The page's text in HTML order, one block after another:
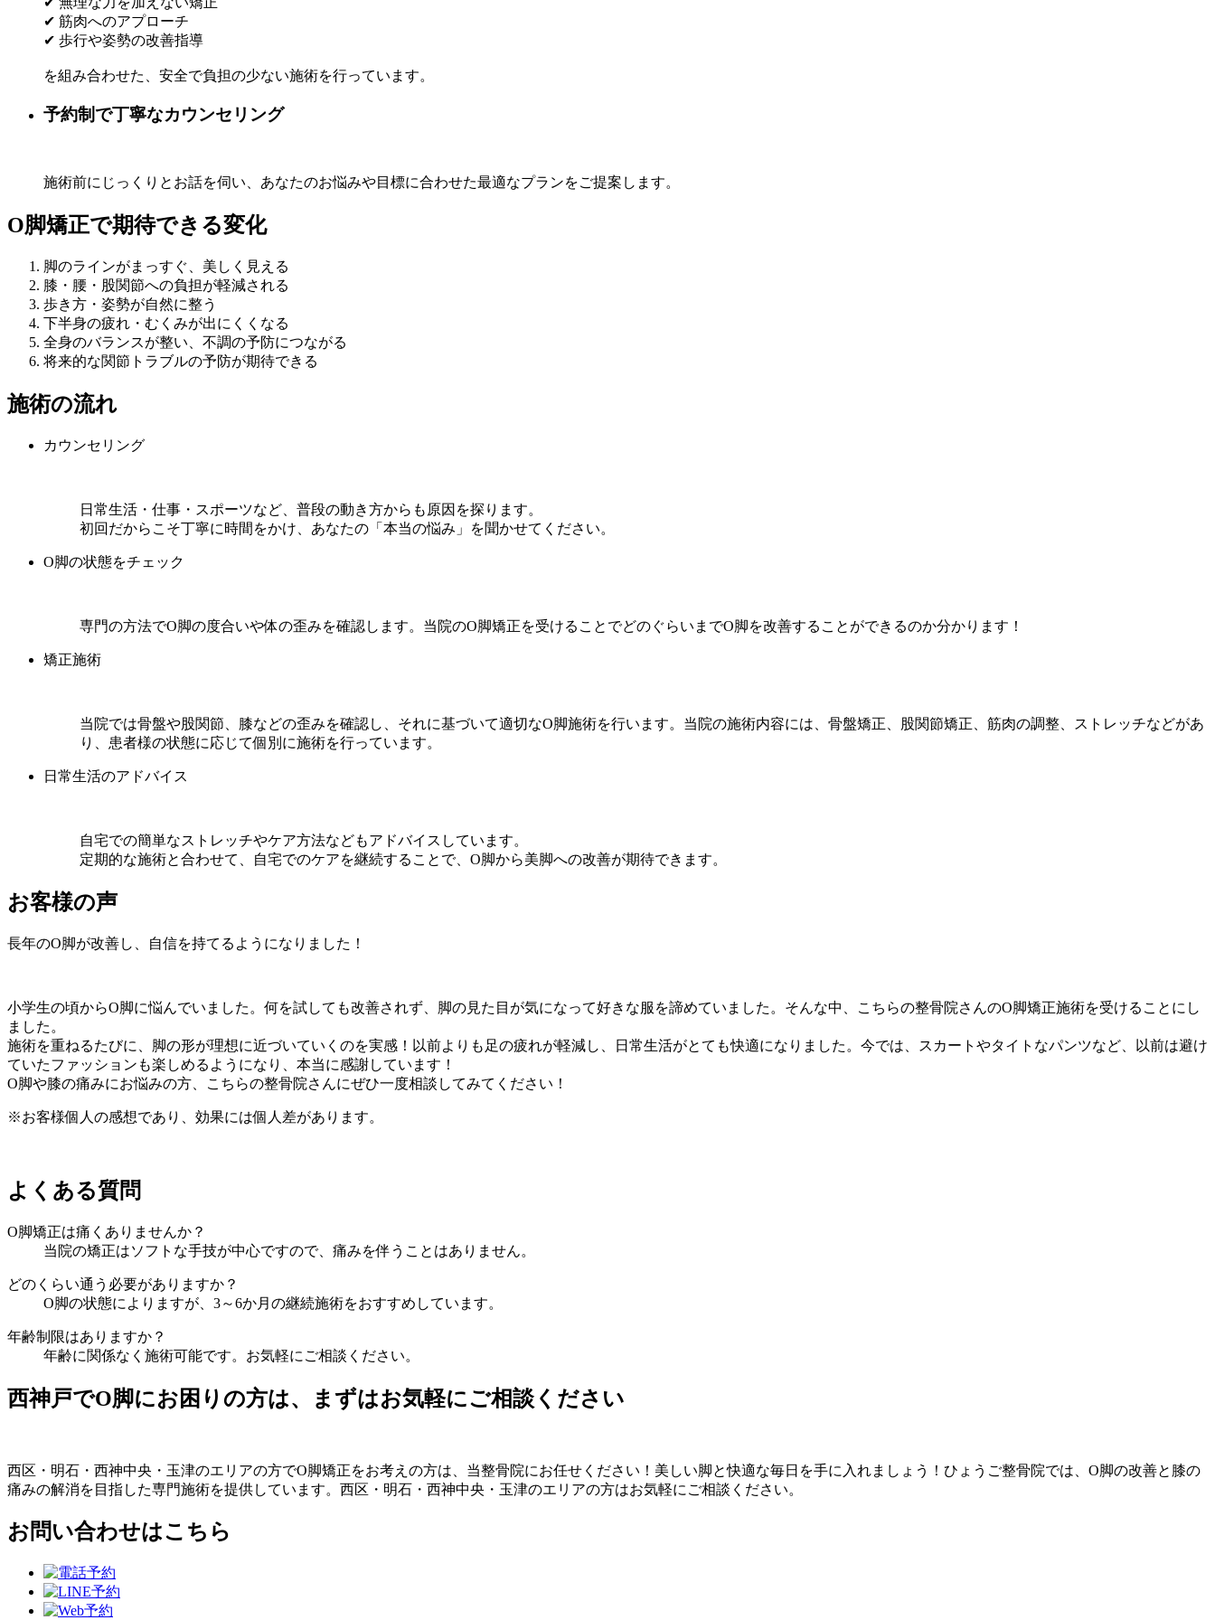
✔ 筋肉へのアプローチ
✔ 歩行や姿勢の改善指導
を組み合わせた、安全で負担の少ない施術を行っています。
予約制で丁寧なカウンセリング
施術前にじっくりとお話を伺い、あなたのお悩みや目標に合わせた最適なプランをご提案します。
O脚矯正で期待できる変化
脚のラインがまっすぐ、美しく見える
膝・腰・股関節への負担が軽減される
歩き方・姿勢が自然に整う
下半身の疲れ・むくみが出にくくなる
全身のバランスが整い、不調の予防につながる
将来的な関節トラブルの予防が期待できる
施術の流れ
カウンセリング
日常生活・仕事・スポーツなど、普段の動き方からも原因を探ります。
初回だからこそ丁寧に時間をかけ、あなたの「本当の悩み」を聞かせてください。
O脚の状態をチェック
専門の方法でO脚の度合いや体の歪みを確認します。当院のO脚矯正を受けることでどのぐらいまでO脚を改善することができるのか分かります！
矯正施術
当院では骨盤や股関節、膝などの歪みを確認し、それに基づいて適切なO脚施術を行います。当院の施術内容には、骨盤矯正、股関節矯正、筋肉の調整、ストレッチなどがあ
り、患者様の状態に応じて個別に施術を行っています。
日常生活のアドバイス
自宅での簡単なストレッチやケア方法などもアドバイスしています。
定期的な施術と合わせて、自宅でのケアを継続することで、O脚から美脚への改善が期待できます。
お客様の声
長年のO脚が改善し、自信を持てるようになりました！
小学生の頃からO脚に悩んでいました。何を試しても改善されず、脚の見た目が気になって好きな服を諦めていました。そんな中、こちらの整骨院さんのO脚矯正施術を受けることにし
ました。
施術を重ねるたびに、脚の形が理想に近づいていくのを実感！以前よりも足の疲れが軽減し、日常生活がとても快適になりました。今では、スカートやタイトなパンツなど、以前は避け
ていたファッションも楽しめるようになり、本当に感謝しています！
O脚や膝の痛みにお悩みの方、こちらの整骨院さんにぜひ一度相談してみてください！
※お客様個人の感想であり、効果には個人差があります。
よくある質問
O脚矯正は痛くありませんか？
当院の矯正はソフトな手技が中心ですので、痛みを伴うことはありません。
どのくらい通う必要がありますか？
O脚の状態によりますが、3～6か月の継続施術をおすすめしています。
年齢制限はありますか？
年齢に関係なく施術可能です。お気軽にご相談ください。
西神戸でO脚にお困りの方は、まずはお気軽にご相談ください
西区・明石・西神中央・玉津のエリアの方でO脚矯正をお考えの方は、当整骨院にお任せください！美しい脚と快適な毎日を手に入れましょう！ひょうご整骨院では、O脚の改善と膝の
痛みの解消を目指した専門施術を提供しています。西区・明石・西神中央・玉津のエリアの方はお気軽にご相談ください。
お問い合わせはこちら